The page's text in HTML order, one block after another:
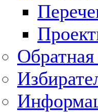
Обратная